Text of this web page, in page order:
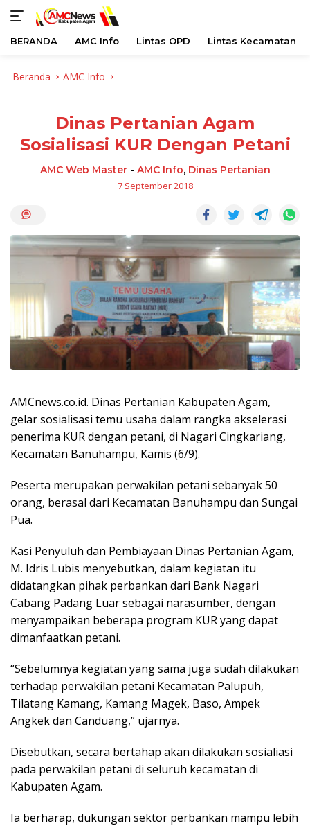
BERANDA AMC Info Lintas OPD Lintas Kecamatan
Beranda AMC Info
Dinas Pertanian Agam
Sosialisasi KUR Dengan Petani
AMC Web Master- AMC Info, Dinas Pertanian
7 September 2018
AMCnews.co.id. Dinas Pertanian Kabupaten Agam,
gelar sosialisasi temu usaha dalam rangka akselerasi
penerima KUR dengan petani, di Nagari Cingkariang,
Kecamatan Banuhampu, Kamis (6/9).
Peserta merupakan perwakilan petani sebanyak 50
orang, berasal dari Kecamatan Banuhampu dan Sungai
Pua.
Kasi Penyuluh dan Pembiayaan Dinas Pertanian Agam,
M. Idris Lubis menyebutkan, dalam kegiatan itu
didatangkan pihak perbankan dari Bank Nagari
Cabang Padang Luar sebagai narasumber, dengan
menyampaikan beberapa program KUR yang dapat
dimanfaatkan petani.
“Sebelumnya kegiatan yang sama juga sudah dilakukan
terhadap perwakilan petani Kecamatan Palupuh,
Tilatang Kamang, Kamang Magek, Baso, Ampek
Angkek dan Canduang,” ujarnya.
Disebutkan, secara bertahap akan dilakukan sosialiasi
pada perwakilan petani di seluruh kecamatan di
Kabupaten Agam.
Ia berharap, dukungan sektor perbankan mampu lebih